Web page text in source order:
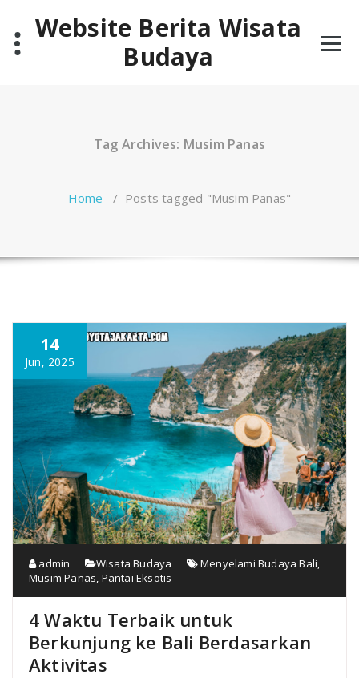
contentWebsite Berita Wisata
Budaya
Tag Archives: Musim Panas
Home / Posts tagged "Musim Panas"
14
Jun, 2025
admin Wisata Budaya Menyelami Budaya Bali,
Musim Panas, Pantai Eksotis
4 Waktu Terbaik untuk
Berkunjung ke Bali Berdasarkan
Aktivitas